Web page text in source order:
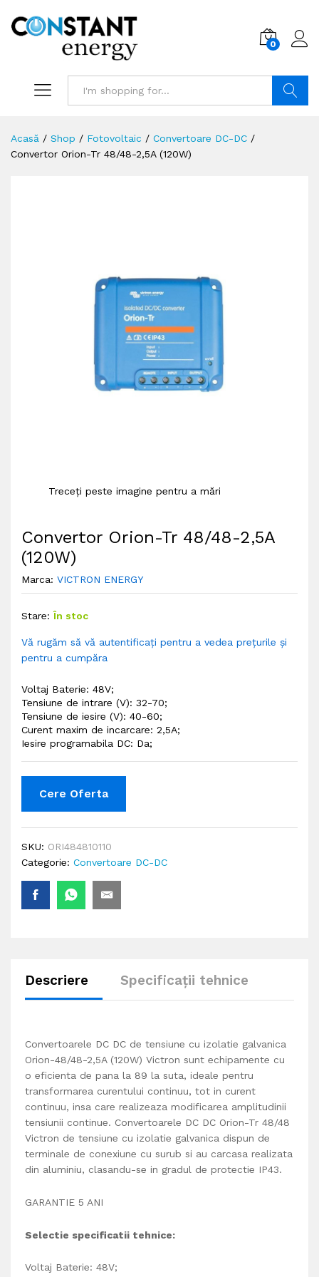
0
Acasă / Shop / Fotovoltaic / Convertoare DC-DC /
Convertor Orion-Tr 48/48-2,5A (120W)
Treceți peste imagine pentru a mări
Convertor Orion-Tr 48/48-2,5A
(120W)
Marca: VICTRON ENERGY
Stare: În stoc
Vă rugăm să vă autentificați pentru a vedea prețurile și
pentru a cumpăra
Voltaj Baterie: 48V;
Tensiune de intrare (V): 32-70;
Tensiune de iesire (V): 40-60;
Curent maxim de incarcare: 2,5A;
Iesire programabila DC: Da;
Cere Oferta
SKU: ORI484810110
Categorie: Convertoare DC-DC
Descriere Specificații tehnice
Convertoarele DC DC de tensiune cu izolatie galvanica
Orion-48/48-2,5A (120W) Victron sunt echipamente cu
o eficienta de pana la 89 la suta, ideale pentru
transformarea curentului continuu, tot in curent
continuu, insa care realizeaza modificarea amplitudinii
tensiunii continue. Convertoarele DC DC Orion-Tr 48/48
Victron de tensiune cu izolatie galvanica dispun de
terminale de conexiune cu surub si au carcasa realizata
din aluminiu, clasandu-se in gradul de protectie IP43.
GARANTIE 5 ANI
Selectie specificatii tehnice:
Voltaj Baterie: 48V;